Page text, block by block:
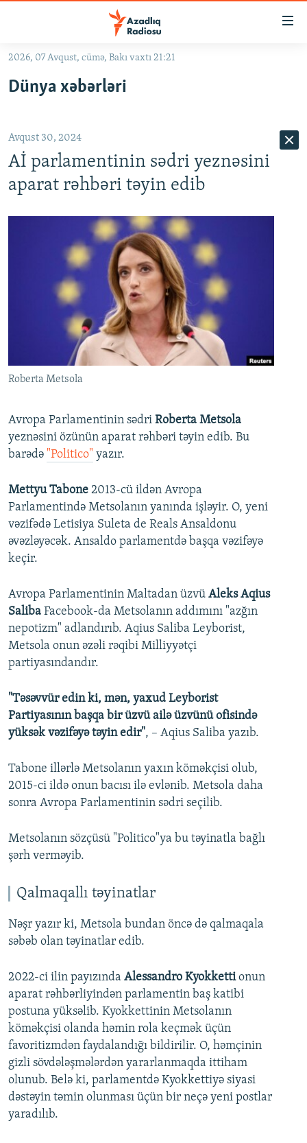
Əsas
qayıt
qayıt
Axtarışa
#İZAHLA
#ƏSLINDƏ
FƏRQƏ BAX
QANUNI DOĞRU
MULTIMEDIA
FOTOQALEREYA
İNFOQRAFIKA
RADIO ARXIV
OXU ZALI
AZƏRBAYCAN ƏDƏBIYYATI KITABXANASI
İSLAM VƏ DEMOKRATIYA
HAQQIMIZDA
MISSIYAMIZ
PEŞƏ ETIKASI VƏ JURNALISTIKA STANDARTLARIMIZ
BIZIMLƏ ƏLAQƏ
XƏBƏR BÜLLETENLƏRIMIZ
2026, 07 Avqust, cümə, Bakı vaxtı 21:21
Dünya xəbərləri
Avqust 30, 2024
Aİ parlamentinin sədri yeznəsini
aparat rəhbəri təyin edib
Roberta Metsola
Avropa Parlamentinin sədri Roberta Metsola
yeznəsini özünün aparat rəhbəri təyin edib. Bu
barədə "Politico" yazır.
Mettyu Tabone 2013-cü ildən Avropa
Parlamentində Metsolanın yanında işləyir. O, yeni
vəzifədə Letisiya Suleta de Reals Ansaldonu
əvəzləyəcək. Ansaldo parlamentdə başqa vəzifəyə
keçir.
Avropa Parlamentinin Maltadan üzvü Aleks Aqius
Saliba Facebook-da Metsolanın addımını "azğın
nepotizm" adlandırıb. Aqius Saliba Leyborist,
Metsola onun əzəli rəqibi Milliyyətçi
partiyasındandır.
"Təsəvvür edin ki, mən, yaxud Leyborist
Partiyasının başqa bir üzvü ailə üzvünü ofisində
yüksək vəzifəyə təyin edir", – Aqius Saliba yazıb.
Tabone illərlə Metsolanın yaxın köməkçisi olub,
2015-ci ildə onun bacısı ilə evlənib. Metsola daha
sonra Avropa Parlamentinin sədri seçilib.
Metsolanın sözçüsü "Politico"ya bu təyinatla bağlı
şərh verməyib.
Qalmaqallı təyinatlar
Nəşr yazır ki, Metsola bundan öncə də qalmaqala
səbəb olan təyinatlar edib.
2022-ci ilin payızında Alessandro Kyokkettionun
aparat rəhbərliyindən parlamentin baş katibi
postuna yüksəlib. Kyokkettinin Metsolanın
köməkçisi olanda həmin rola keçmək üçün
favoritizmdən faydalandığı bildirilir. O, həmçinin
gizli sövdələşmələrdən yararlanmaqda ittiham
olunub. Belə ki, parlamentdə Kyokkettiyə siyasi
dəstəyin təmin olunması üçün bir neçə yeni postlar
yaradılıb.